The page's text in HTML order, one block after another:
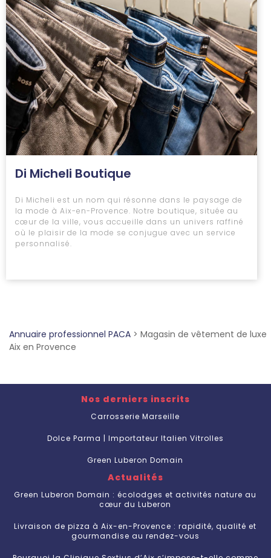
Di Micheli Boutique
Di Micheli est un nom qui résonne dans le paysage de
la mode à Aix-en-Provence. Notre boutique, située au
cœur de la ville, vous accueille dans un univers raffiné
où le plaisir de la mode se conjugue avec un service
personnalisé.
Annuaire professionnel PACA > Magasin de vêtement de luxe
Aix en Provence
Nos derniers inscrits
Carrosserie Marseille
Dolce Parma | Importateur Italien Vitrolles
Green Luberon Domain
Actualités
Green Luberon Domain : écolodges et activités nature au
cœur du Luberon
Livraison de pizza à Aix-en-Provence : rapidité, qualité et
gourmandise au rendez-vous